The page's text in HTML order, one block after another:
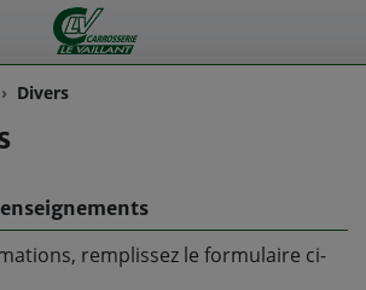
Divers
remplissez le formulaire ci-